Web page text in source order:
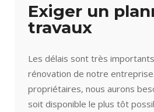
Exiger un
travaux
Les délais sont très
rénovation de notre
propriétaires, nous aurons
soit disponible le plus tôt